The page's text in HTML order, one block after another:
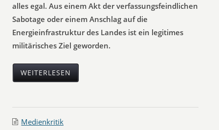
alles egal. Aus einem Akt der verfassungsfeindlichen
Sabotage oder einem Anschlag auf die
Energieinfrastruktur des Landes ist ein legitimes
militärisches Ziel geworden.
WEITERLESEN
Medienkritik